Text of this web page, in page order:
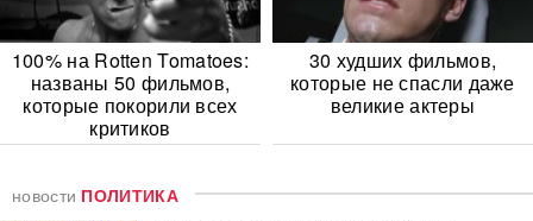
100% на Rotten Tomatoes:
названы 50 фильмов,
которые покорили всех
критиков
30 худших фильмов,
которые не спасли даже
великие актеры
новости ПОЛИТИКА